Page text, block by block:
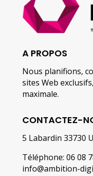
A PROPOS
Nous planifions,
sites Web
maximale.
CONTACTEZ-
5 Labardin 33730
Téléphone: 06 08
info@ambition-